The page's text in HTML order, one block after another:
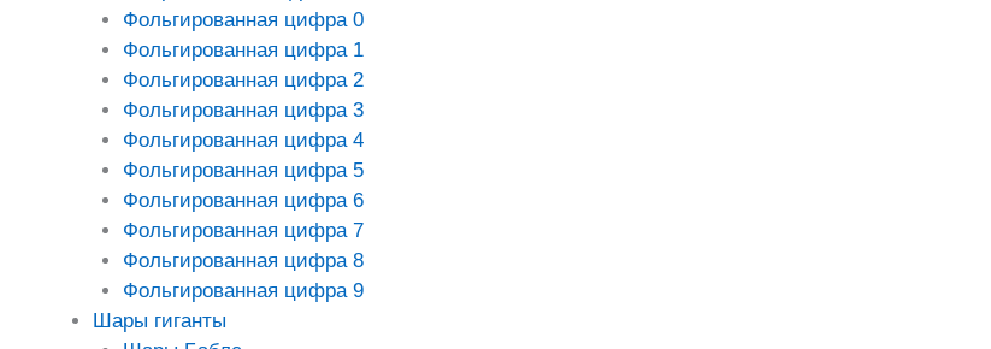
Фольгированная цифра 0
Фольгированная цифра 1
Фольгированная цифра 2
Фольгированная цифра 3
Фольгированная цифра 4
Фольгированная цифра 5
Фольгированная цифра 6
Фольгированная цифра 7
Фольгированная цифра 8
Фольгированная цифра 9
Шары гиганты